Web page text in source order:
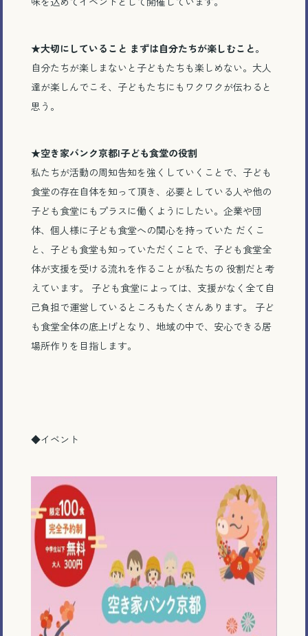
★大切にしていること まずは自分たちが楽しむこと。
自分たちが楽しまないと子どもたちも楽しめない。大人
達が楽しんでこそ、子どもたちにもワクワクが伝わると
思う。
★空き家バンク京都|子ども食堂の役割
私たちが活動の周知告知を強くしていくことで、子ども
食堂の存在自体を知って頂き、必要としている人や他の
子ども食堂にもプラスに働くようにしたい。企業や団
体、個人様に子ども食堂への関心を持っていた だくこ
と、子ども食堂も知っていただくことで、子ども食堂全
体が支援を受ける流れを作ることが私たちの 役割だと考
えています。 子ども食堂によっては、支援がなく全て自
己負担で運営しているところもたくさんあります。 子ど
も食堂全体の底上げとなり、地域の中で、安心できる居
場所作りを目指します。
◆イベント